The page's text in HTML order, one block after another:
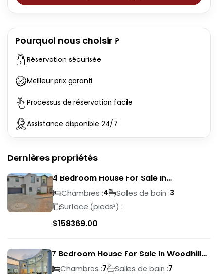
Pourquoi nous choisir ?
Réservation sécurisée
Meilleur prix garanti
Processus de réservation facile
Assistance disponible 24/7
Dernières propriétés
4 Bedroom House For Sale In
Magalieskruin
Chambres :4 Salles de bain :3
Surface (pieds²) :
$158369.00
7 Bedroom House For Sale In Woodhill
Golf Estate
Chambres :7 Salles de bain :7